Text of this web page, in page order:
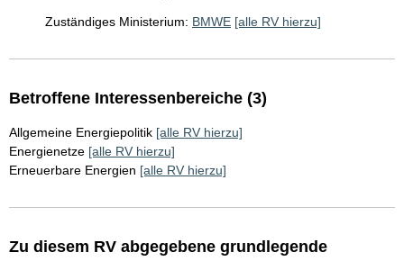
Zuständiges Ministerium: BMWE [alle RV hierzu]
Betroffene Interessenbereiche (3)
Allgemeine Energiepolitik [alle RV hierzu]
Energienetze [alle RV hierzu]
Erneuerbare Energien [alle RV hierzu]
Zu diesem RV abgegebene grundlegende